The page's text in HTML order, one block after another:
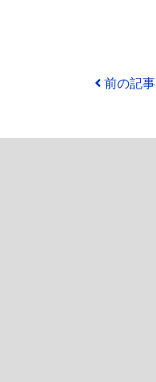
前の記事